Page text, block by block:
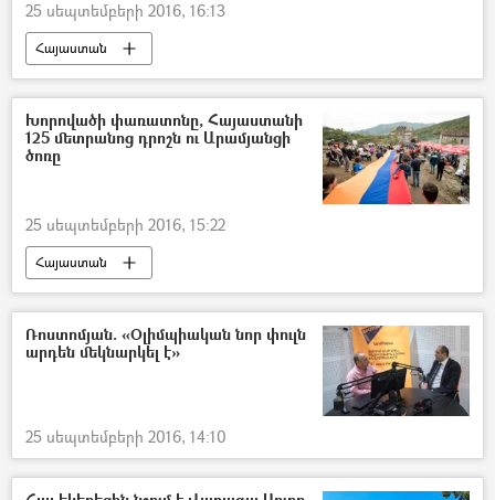
25 սեպտեմբերի 2016, 16:13
Հայաստան
Խորովածի փառատոնը, Հայաստանի
125 մետրանոց դրոշն ու Արամյանցի
ծոռը
25 սեպտեմբերի 2016, 15:22
Հայաստան
Ռոստոմյան. «Օլիմպիական նոր փուլն
արդեն մեկնարկել է»
25 սեպտեմբերի 2016, 14:10